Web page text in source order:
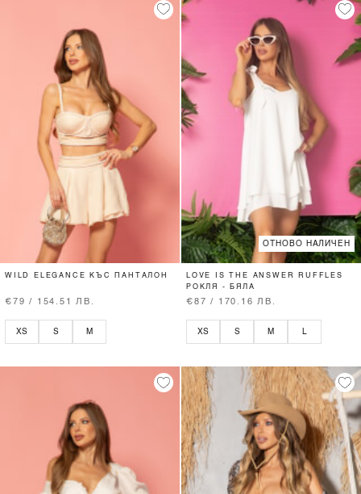
WILD ELEGANCE КЪС ПАНТАЛОН
€79 / 154.51 ЛВ.
XS S M
ОТНОВО НАЛИЧЕН
LOVE IS THE ANSWER RUFFLES
РОКЛЯ - БЯЛА
€87 / 170.16 ЛВ.
XS S M L